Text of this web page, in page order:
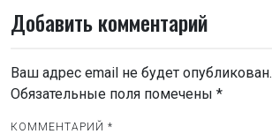
г
а
ц
и
Добавить комментарий
Ваш адрес email не будет опубликован.
Обязательные поля помечены *
КОММЕНТАРИЙ *